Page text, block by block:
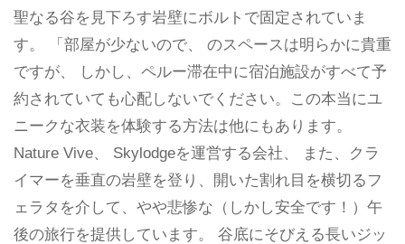
聖なる谷を見下ろす岩壁にボルトで固定されていま
す。 「部屋が少ないので、 のスペースは明らかに貴重
ですが、 しかし、ペルー滞在中に宿泊施設がすべて予
約されていても心配しないでください。この本当にユ
ニークな衣装を体験する方法は他にもあります。
Nature Vive、 Skylodgeを運営する会社、 また、クラ
イマーを垂直の岩壁を登り、開いた割れ目を横切るフ
ェラタを介して、やや悲惨な（しかし安全です！）午
後の旅行を提供しています。 谷底にそびえる長いジッ